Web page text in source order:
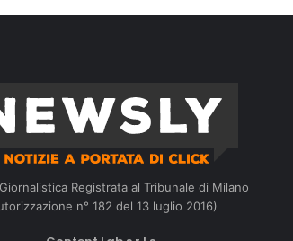
Registrata al Tribunale di Milano
n° 182 del 13 luglio 2016)